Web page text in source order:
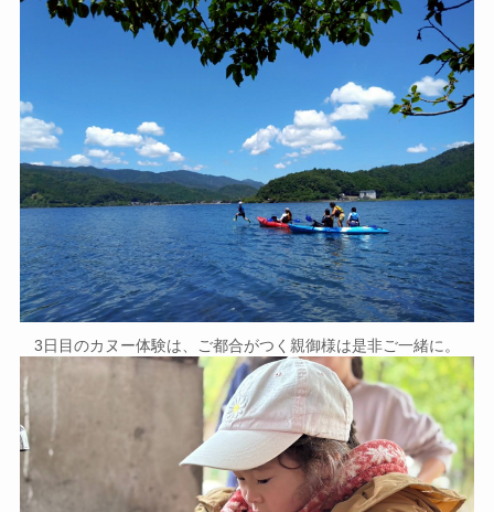
3日目のカヌー体験は、ご都合がつく親御様は是非ご一緒に。